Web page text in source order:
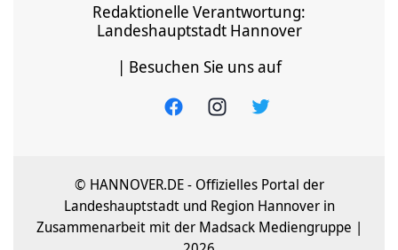
Redaktionelle Verantwortung:
Landeshauptstadt Hannover
| Besuchen Sie uns auf
© HANNOVER.DE - Offizielles Portal der
Landeshauptstadt und Region Hannover in
Zusammenarbeit mit der Madsack Mediengruppe |